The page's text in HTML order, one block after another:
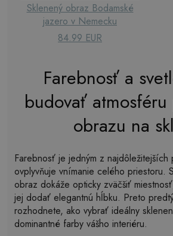
Sklenený obraz Bodamské
jazero v Nemecku
84.99 EUR
Farebnosť a
budovať
obrazu na
Farebnosť je jedným z najdôležitejších
ovplyvňuje vnímanie celého priestoru.
obraz dokáže opticky zväčšiť
jej dodať elegantnú hĺbku. Preto
rozhodnete, ako vybrať ideálny
dominantné farby vášho interiéru.